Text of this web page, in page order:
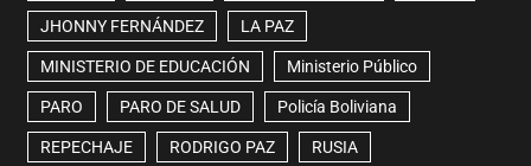
JHONNY FERNÁNDEZ LA PAZ
MINISTERIO DE EDUCACIÓN Ministerio Público
PARO PARO DE SALUD Policía Boliviana
REPECHAJE RODRIGO PAZ RUSIA